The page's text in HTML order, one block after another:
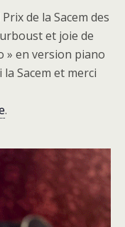
de la Sacem des
et joie de
» en version piano
Sacem et merci
.